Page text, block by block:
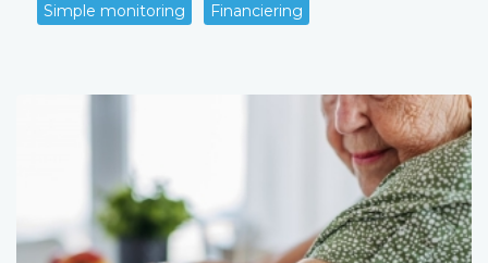
Simple monitoring
Financiering